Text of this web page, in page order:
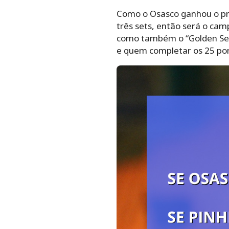
Como o Osasco ganhou o
três sets, então será o
como também o “Golden
e quem completar os 25